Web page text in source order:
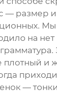
размер и
Мы
на
плотный и
—